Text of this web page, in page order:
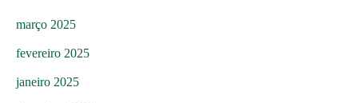
março 2025
fevereiro 2025
janeiro 2025